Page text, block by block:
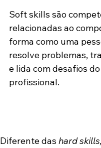
Soft skills são
relacionadas ao
forma como uma
resolve problemas,
e lida com desafios
profissional.
Diferente das hard